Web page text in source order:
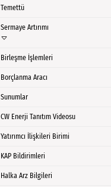
Temettü
Sermaye Artırımı
Birleşme İşlemleri
Borçlanma Aracı
Sunumlar
CW Enerji Tanıtım Videosu
Yatırımcı İlişkileri Birimi
KAP Bildirimleri
Halka Arz Bilgileri